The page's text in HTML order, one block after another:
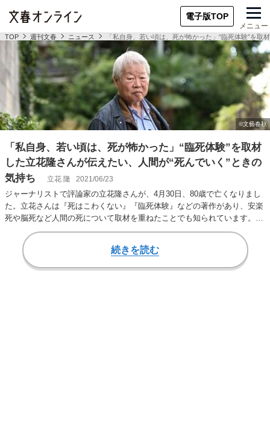
電子版TOP
メニュー
TOP 週刊文春 ニュース 「私自身、若い頃は、死が怖かった」“臨死体験”を
「私自身、若い頃は、死が怖かった」“臨死体験”を取材
した立花隆さんが伝えたい、人間が“死んでいく”ときの
気持ち
立花 隆 2021/06/23
ジャーナリストで評論家の立花隆さんが、4月30日、80歳で亡くなりまし
た。立花さんは『死はこわくない』『臨死体験』などの著作があり、安楽
死や脳死など人間の死について取材を重ねたことでも知られています。そ
の立花さんが…
続きを読む